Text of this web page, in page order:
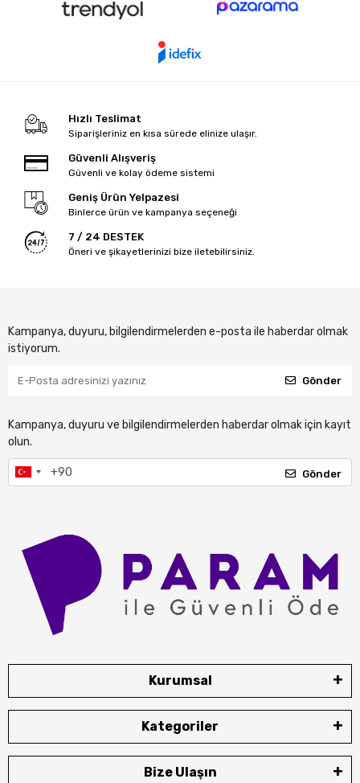
Hızlı Teslimat
Siparişleriniz en kısa sürede elinize ulaşır.
Güvenli Alışveriş
Güvenli ve kolay ödeme sistemi
Geniş Ürün Yelpazesi
Binlerce ürün ve kampanya seçeneği
7 / 24 DESTEK
Öneri ve şikayetlerinizi bize iletebilirsiniz.
Kampanya, duyuru, bilgilendirmelerden e-posta ile haberdar olmak
istiyorum.
Gönder
Kampanya, duyuru ve bilgilendirmelerden haberdar olmak için kayıt
olun.
Gönder
Kurumsal
Kategoriler
Bize Ulaşın